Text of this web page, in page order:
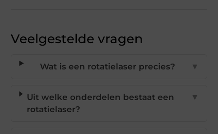
Veelgestelde vragen
Wat is een rotatielaser precies? ▼
Uit welke onderdelen bestaat een
rotatielaser?
▼